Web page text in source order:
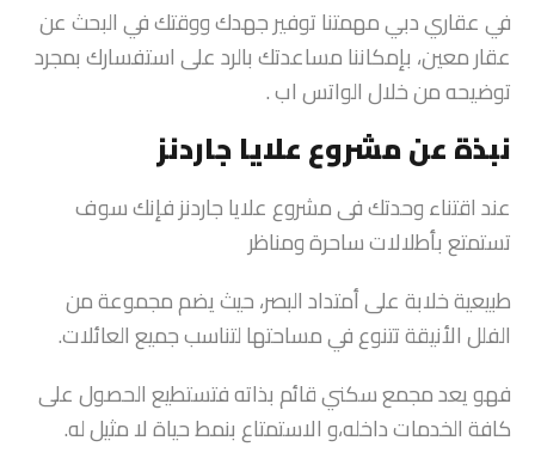
في عقاري دبي مهمتنا توفير جهدك ووقتك في البحث عن
عقار معين، بإمكاننا مساعدتك بالرد على استفسارك بمجرد
توضيحه من خلال الواتس اب .
نبذة عن مشروع علايا جاردنز
عند اقتناء وحدتك فى مشروع علايا جاردنز فإنك سوف
تستمتع بأطلالات ساحرة ومناظر
طبيعية خلابة على أمتداد البصر، حيث يضم مجموعة من
الفلل الأنيقة تتنوع في مساحتها لتناسب جميع العائلات.
فهو يعد مجمع سكني قائم بذاته فتستطيع الحصول على
كافة الخدمات داخله،و الاستمتاع بنمط حياة لا مثيل له.